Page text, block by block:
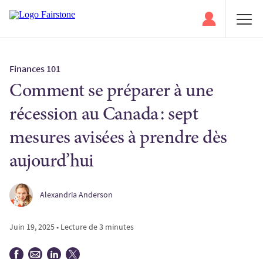
Finances 101
Comment se préparer à une
récession au Canada : sept
mesures avisées à prendre dès
aujourd’hui
Alexandria Anderson
Juin 19, 2025 • Lecture de 3 minutes